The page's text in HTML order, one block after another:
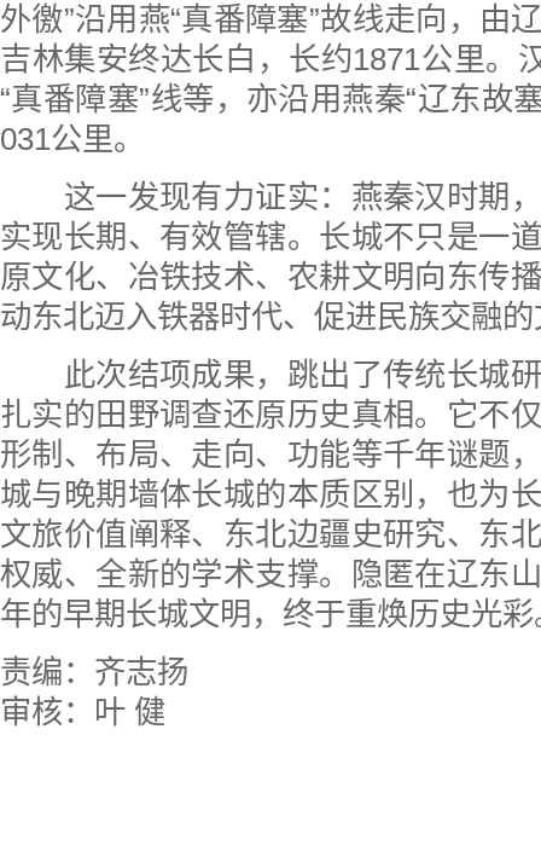
外徼”沿用燕“真番障塞”故线走向，由
吉林集安终达长白，长约1871公里。
“真番障塞”线等，亦沿用燕秦“辽东故
031公里。
这一发现有力证实：燕秦汉时期，
实现长期、有效管辖。长城不只是一
原文化、冶铁技术、农耕文明向东传
动东北迈入铁器时代、促进民族交融
此次结项成果，跳出了传统长城研
扎实的田野调查还原历史真相。它不
形制、布局、走向、功能等千年谜题
城与晚期墙体长城的本质区别，也为
文旅价值阐释、东北边疆史研究、东
权威、全新的学术支撑。隐匿在辽东
年的早期长城文明，终于重焕历史光彩
责编：齐志扬
审核：叶 健